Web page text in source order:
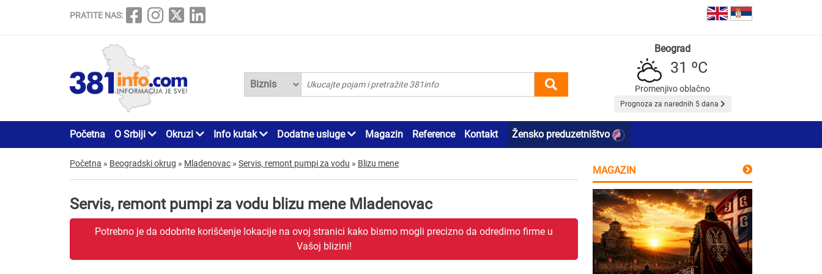
PRATITE NAS:
Beograd
31 ºC
Promenjivo oblačno
Prognoza za narednih 5 dana
Početna O Srbiji Okruzi Info kutak Dodatne usluge Magazin Reference Kontakt Žensko preduzetništvo
Početna » Beogradski okrug » Mladenovac » Servis, remont pumpi za vodu » Blizu mene
Servis, remont pumpi za vodu blizu mene Mladenovac
Potrebno je da odobrite korišćenje lokacije na ovoj stranici kako bismo mogli precizno da odredimo firme u
Vašoj blizini!
MAGAZIN